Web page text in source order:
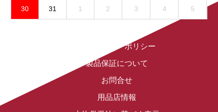
30 31 1 2 3 4 5
プライバシーポリシー
製品保証について
お問合せ
用品店情報